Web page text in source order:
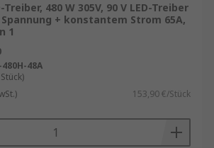
im Vergleich zu
Treiber halten einen
in der gesamten
aufrecht, variieren
Spannung. Sie sind ideal für
Treiber, 480 W 305V, 90 V LED-Treiber
+ konstantem Strom 65A,
1
480H-48A
153,90 €/Stück